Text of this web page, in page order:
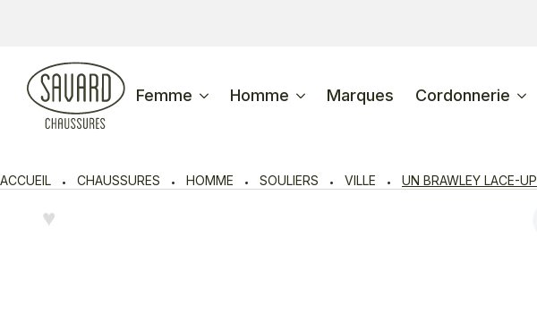
Femme Homme Marques Cordonnerie
ACCUEIL CHAUSSURES HOMME SOULIERS VILLE UN BRAWLEY LACE-UP
♥︎